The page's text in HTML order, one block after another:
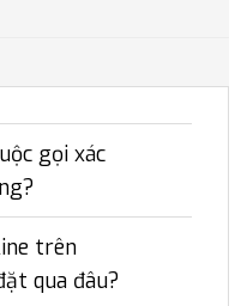
gọi xác
trên
qua đâu?